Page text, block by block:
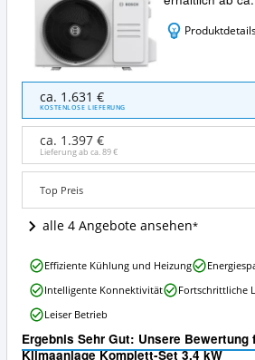
Bosch
Split
Klimaanlage
Komplett-
3,4
Angebote:
Wo
ist
Mono
Split
Klimaanlage
erhältlich?
ca. 1.631 €
KOSTENLOSE LIEFERUNG
ca. 1.397 €
Lieferung ab ca.89 €
Top Preis
alle 4 Angebote ansehen
Ergebnis Sehr Gut: Unsere
Klimaanlage Komplett-Set 3,4 kW
Bosch
Split
Klimaanlage
Komplett-
Set
3,4
Effiziente Kühlung und Heizung
Intelligente Konnektivität
Fortschrittliche
Leiser Betrieb